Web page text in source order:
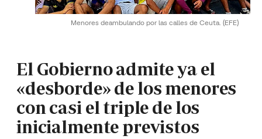
Menores deambulando por las calles de Ceuta. (EFE)
El Gobierno admite ya el
«desborde» de los menores
con casi el triple de los
inicialmente previstos